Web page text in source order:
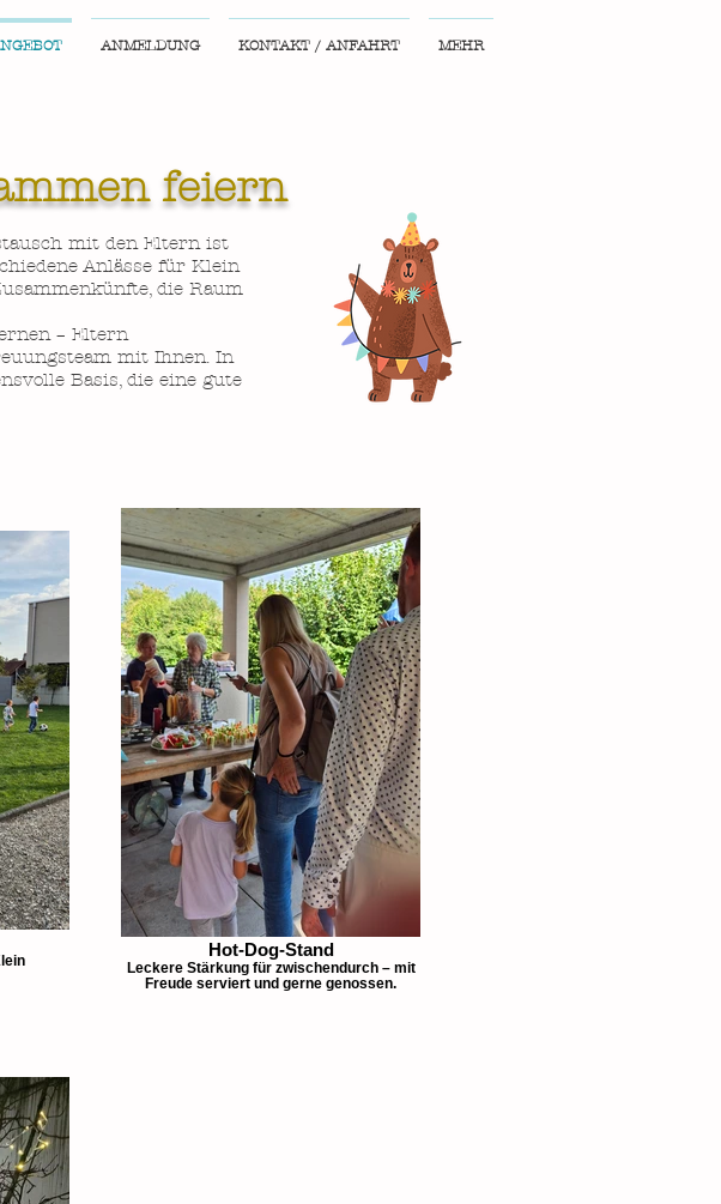
ANMELDUNG KONTAKT / ANFAHRT MEHR
mit den Eltern ist
Anlässe für Klein
die Raum
– Eltern
mit Ihnen. In
Basis, die eine gute
feiern
Hot-Dog-Stand
Leckere Stärkung für zwischendurch – mit
Freude serviert und gerne genossen.